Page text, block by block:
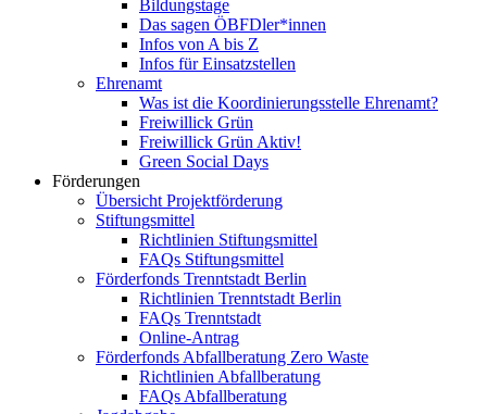
Bildungstage
Das sagen ÖBFDler*innen
Infos von A bis Z
Infos für Einsatzstellen
Ehrenamt
Was ist die Koordinierungsstelle Ehrenamt?
Freiwillick Grün
Freiwillick Grün Aktiv!
Green Social Days
Förderungen
Übersicht Projektförderung
Stiftungsmittel
Richtlinien Stiftungsmittel
FAQs Stiftungsmittel
Förderfonds Trenntstadt Berlin
Richtlinien Trenntstadt Berlin
FAQs Trenntstadt
Online-Antrag
Förderfonds Abfallberatung Zero Waste
Richtlinien Abfallberatung
FAQs Abfallberatung